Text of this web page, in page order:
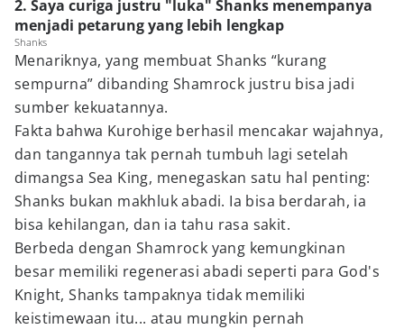
2. Saya curiga justru "luka" Shanks menempanya
menjadi petarung yang lebih lengkap
Shanks
Menariknya, yang membuat Shanks “kurang
sempurna” dibanding Shamrock justru bisa jadi
sumber kekuatannya.
Fakta bahwa Kurohige berhasil mencakar wajahnya,
dan tangannya tak pernah tumbuh lagi setelah
dimangsa Sea King, menegaskan satu hal penting:
Shanks bukan makhluk abadi. Ia bisa berdarah, ia
bisa kehilangan, dan ia tahu rasa sakit.
Berbeda dengan Shamrock yang kemungkinan
besar memiliki regenerasi abadi seperti para God's
Knight, Shanks tampaknya tidak memiliki
keistimewaan itu... atau mungkin pernah